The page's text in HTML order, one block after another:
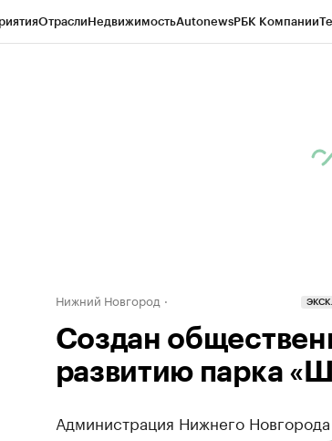
ОтраслиНедвижимостьAutonewsРБК Компании
Нижний Новгород
Создан
развитию парка
Администрация Нижнего